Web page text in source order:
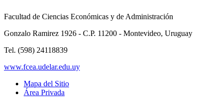
Facultad de Ciencias Económicas y de Administración
Gonzalo Ramirez 1926 - C.P. 11200 - Montevideo, Uruguay
Tel. (598) 24118839
www.fcea.udelar.edu.uy
Mapa del Sitio
Área Privada